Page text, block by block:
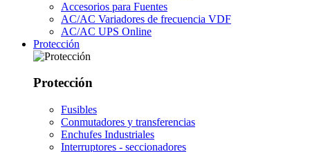
Accesorios para Fuentes
AC/AC Variadores de frecuencia VDF
AC/AC UPS Online
Protección
Protección
Fusibles
Conmutadores y transferencias
Enchufes Industriales
Interruptores - seccionadores